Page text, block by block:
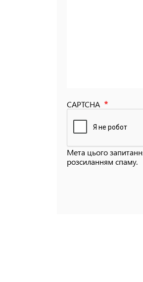
CAPTCHA
Мета цього
розсиланням спаму.